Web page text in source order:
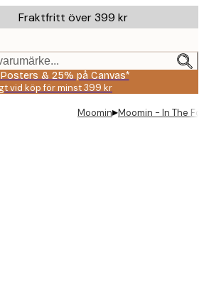
Fraktfritt över 399 kr
& 25% på Canvas*
vid köp för minst 399 kr
Moomin▸Moomin - In The